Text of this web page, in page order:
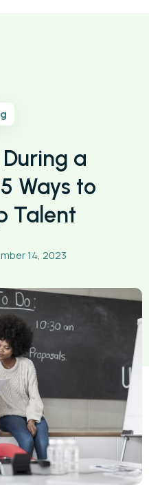
a
Ways to
Talent
14, 2023